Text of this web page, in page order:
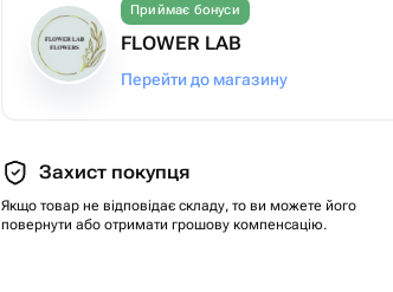
Приймає бонуси
FLOWER LAB
Перейти до магазину
Захист покупця
Якщо товар не відповідає складу, то ви можете його
повернути або отримати грошову компенсацію.